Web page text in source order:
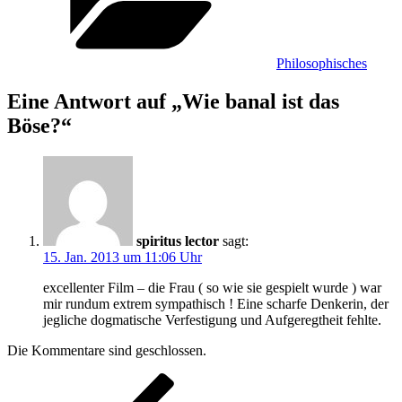
Philosophisches
Eine Antwort auf „Wie banal ist das
Böse?“
spiritus lector sagt:
15. Jan. 2013 um 11:06 Uhr
excellenter Film – die Frau ( so wie sie gespielt wurde ) war
mir rundum extrem sympathisch ! Eine scharfe Denkerin, der
jegliche dogmatische Verfestigung und Aufgeregtheit fehlte.
Die Kommentare sind geschlossen.
Beitragsnavigation